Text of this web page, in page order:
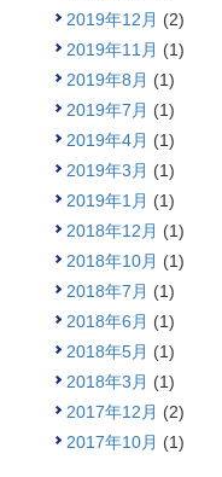
2019年12月 (2)
2019年11月 (1)
2019年8月 (1)
2019年7月 (1)
2019年4月 (1)
2019年3月 (1)
2019年1月 (1)
2018年12月 (1)
2018年10月 (1)
2018年7月 (1)
2018年6月 (1)
2018年5月 (1)
2018年3月 (1)
2017年12月 (2)
2017年10月 (1)